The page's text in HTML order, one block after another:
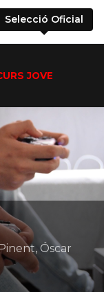
Selecció Oficial
JOVE
Óscar